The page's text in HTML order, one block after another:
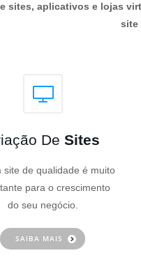
sites, aplicativos e lojas
site
DeSites
site de qualidade é muito
para o crescimento
do seu negócio.
SAIBA MAIS